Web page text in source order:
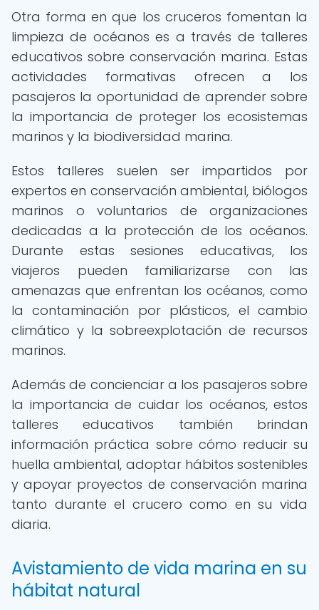
Otra forma en que los cruceros fomentan la
limpieza de océanos es a través de talleres
educativos sobre conservación marina. Estas
actividades formativas ofrecen a los
pasajeros la oportunidad de aprender sobre
la importancia de proteger los ecosistemas
marinos y la biodiversidad marina.
Estos talleres suelen ser impartidos por
expertos en conservación ambiental, biólogos
marinos o voluntarios de organizaciones
dedicadas a la protección de los océanos.
Durante estas sesiones educativas, los
viajeros pueden familiarizarse con las
amenazas que enfrentan los océanos, como
la contaminación por plásticos, el cambio
climático y la sobreexplotación de recursos
marinos.
Además de concienciar a los pasajeros sobre
la importancia de cuidar los océanos, estos
talleres educativos también brindan
información práctica sobre cómo reducir su
huella ambiental, adoptar hábitos sostenibles
y apoyar proyectos de conservación marina
tanto durante el crucero como en su vida
diaria.
Avistamiento de vida marina en su
hábitat natural